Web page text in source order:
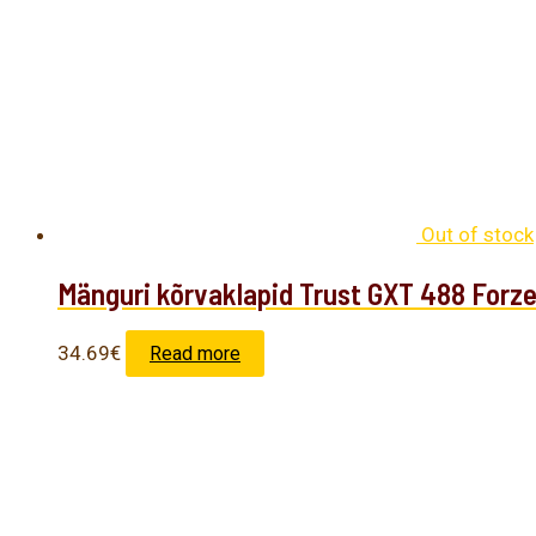
Out of stock
Mänguri kõrvaklapid Trust GXT 488
34.69€ Read more